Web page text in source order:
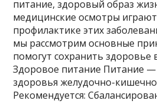
питание, здоровый образ
медицинские осмотры
профилактике этих
мы рассмотрим основные
помогут сохранить здоровье
Здоровое питание Питание —
здоровья желудочно-
Рекомендуется: